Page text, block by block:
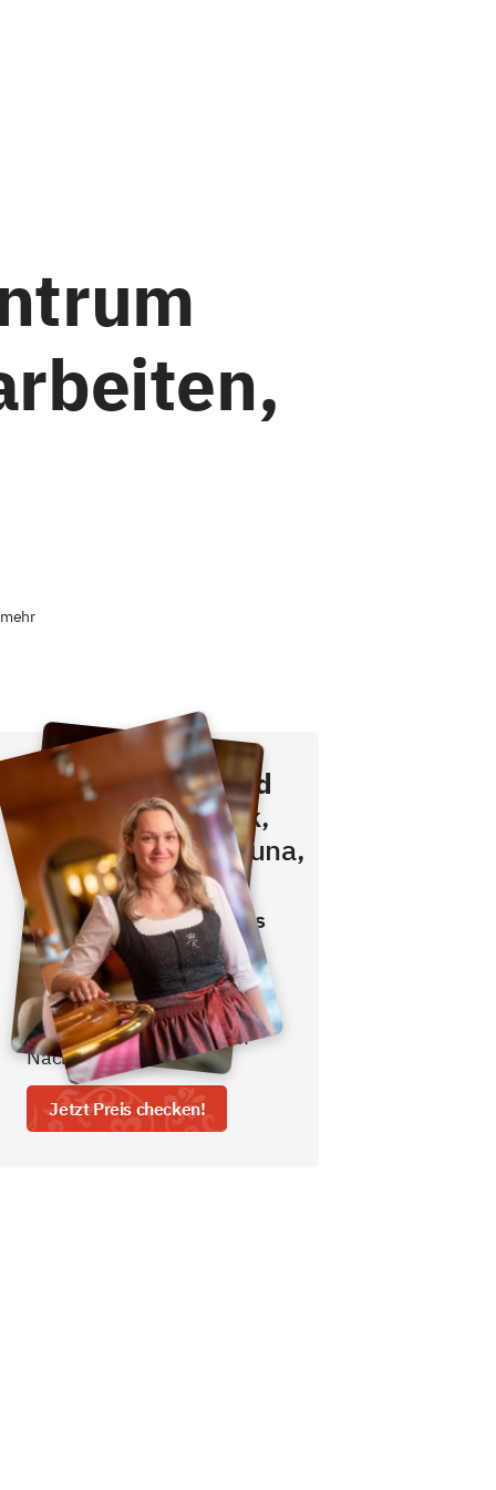
Direkt buchen und
sparen.Frühstück,
Schwimmbad, Sauna,
Fitness inklusive!
Den besten Preis gibt es
nur direkt bei uns.
- inklusive Frühstücksbuffet
- ein gratis nicht
alkoholisches Freigetränk aus
der Minibar oder unserem
Nachtbutler.
Jetzt Preis checken!